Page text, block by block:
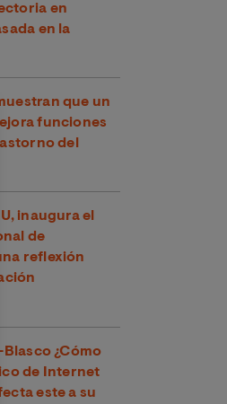
en
en la
que un
funciones
del
inaugura el
de
reflexión
¿Cómo
de Internet
este a su